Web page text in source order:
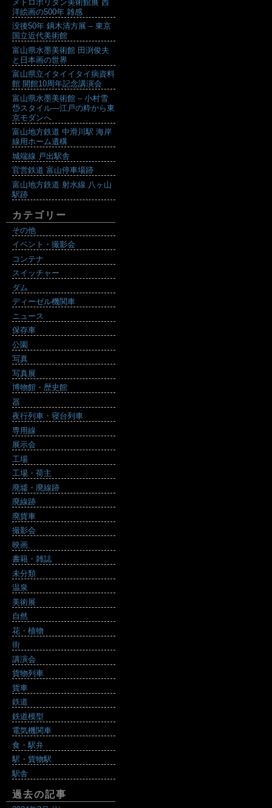
メトロポリタン美術館展 西
洋絵画の500年 雑感
没後50年 鏑木清方展 – 東京
国立近代美術館
富山県水墨美術館 田渕俊夫
と日本画の世界
富山県立イタイイタイ病資料
館 開館10周年記念講演会
富山県水墨美術館 – 小村雪
岱スタイル―江戸の粋から東
京モダンへ
富山地方鉄道 中滑川駅 海岸
線用ホーム遺構
城端線 戸出駅舎
官営鉄道 富山停車場跡
富山地方鉄道 射水線 八ヶ山
駅跡
カテゴリー
その他
イベント・撮影会
コンテナ
スイッチャー
ダム
ディーゼル機関車
ニュース
保存車
公園
写真
写真展
博物館・歴史館
器
夜行列車・寝台列車
専用線
展示会
工場
工場・荷主
廃墟・廃線跡
廃線跡
廃貨車
撮影会
映画
書籍・雑誌
未分類
温泉
美術展
自然
花・植物
街
講演会
貨物列車
貨車
鉄道
鉄道模型
電気機関車
食・駅弁
駅・貨物駅
駅舎
過去の記事